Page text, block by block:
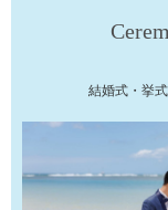
結婚式・挙